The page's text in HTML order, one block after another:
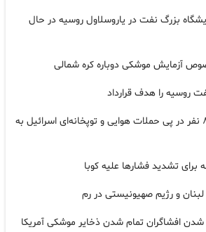
بزرگ نفت در یاروسلاول روسیه در حال
آزمایش موشکی دوباره کره شمالی
زخمی شدن دست‌کم ۸ نفر در پی حملات هوایی و توپخانه‌ای اسرائیل به
برای تشدید فشارها علیه کوبا
و رژیم صهیونیستی در رم
شدن افشاگران تمام شدن ذخایر موشکی آمریکا